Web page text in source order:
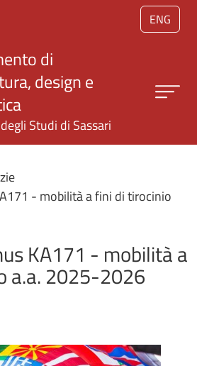
Salta al contenuto principale
ENG
di
design e
Studi di Sassari
- mobilità a fini di tirocinio
KA171 - mobilità a
a.a. 2025-2026